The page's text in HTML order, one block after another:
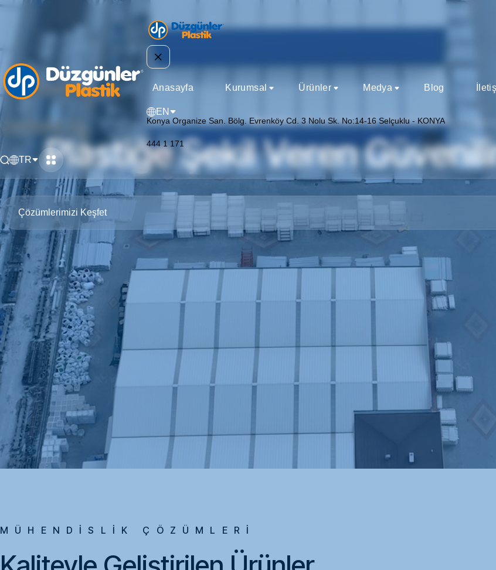
Anasayfa Kurumsal Ürünler Medya Blog
EN
Konya Organize San. Bölg. Evrenköy Cd. 3 Nolu Sk. No:14-16 Selçuklu - KONYA
444 1 171
TR
Modern Üretim
Plastiğe Şekil Veren
Çözümlerimizi Keşfet
MÜHENDİSLİK ÇÖZÜMLERİ